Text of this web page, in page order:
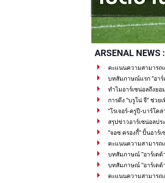
ARSENAL
คะแนนความสามารถ
บทสัมภาษณ์แรก "อาร์
ทำไมอาร์เซน่อลถึงยอ
การดึง "บรูโน่ จี" ช่วย
"โรเจอร์-ครูปี-บาร์โคล่
สรุปข่าวอาร์เซน่อลป
"จอซ ครองกี้" ปั้นอาร์
คะแนนความสามารถ
บทสัมภาษณ์ "อาร์เตต้
บทสัมภาษณ์ "อาร์เตต้
คะแนนความสามารถ